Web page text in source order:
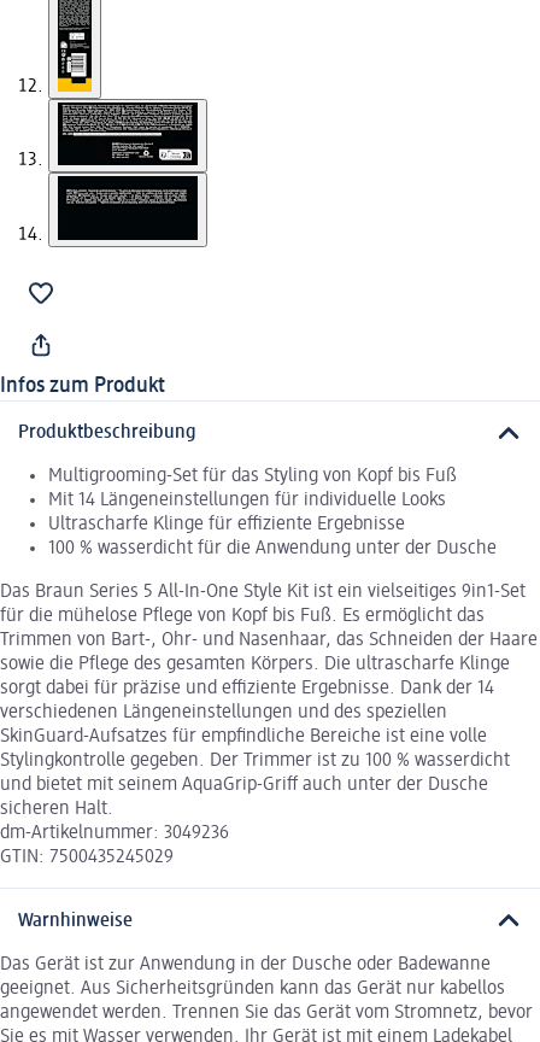
Infos zum Produkt
Produktbeschreibung
Multigrooming-Set für das Styling von Kopf bis Fuß
Mit 14 Längeneinstellungen für individuelle Looks
Ultrascharfe Klinge für effiziente Ergebnisse
100 % wasserdicht für die Anwendung unter der Dusche
Das Braun Series 5 All-In-One Style Kit ist ein vielseitiges 9in1-Set
für die mühelose Pflege von Kopf bis Fuß. Es ermöglicht das
Trimmen von Bart-, Ohr- und Nasenhaar, das Schneiden der Haare
sowie die Pflege des gesamten Körpers. Die ultrascharfe Klinge
sorgt dabei für präzise und effiziente Ergebnisse. Dank der 14
verschiedenen Längeneinstellungen und des speziellen
SkinGuard-Aufsatzes für empfindliche Bereiche ist eine volle
Stylingkontrolle gegeben. Der Trimmer ist zu 100 % wasserdicht
und bietet mit seinem AquaGrip-Griff auch unter der Dusche
sicheren Halt.
dm-Artikelnummer: 3049236
GTIN: 7500435245029
Warnhinweise
Das Gerät ist zur Anwendung in der Dusche oder Badewanne
geeignet. Aus Sicherheitsgründen kann das Gerät nur kabellos
angewendet werden. Trennen Sie das Gerät vom Stromnetz, bevor
Sie es mit Wasser verwenden. Ihr Gerät ist mit einem Ladekabel